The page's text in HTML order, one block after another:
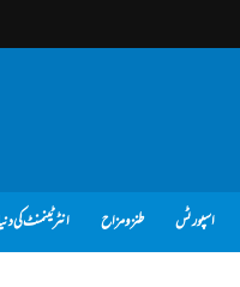
اسپورٹس طنز و مزاح انٹرٹینمنٹ کی